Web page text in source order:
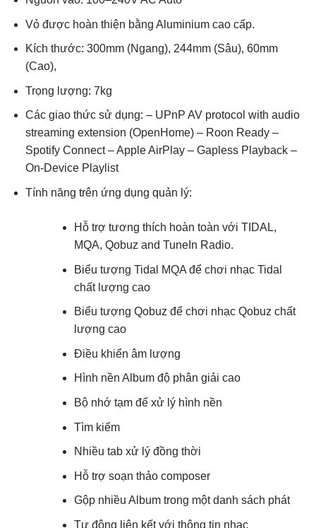
Vỏ được hoàn thiện bằng Aluminium cao cấp.
Kích thước: 300mm (Ngang), 244mm (Sâu), 60mm
(Cao),
Trọng lượng: 7kg
Các giao thức sử dụng: – UPnP AV protocol with audio
streaming extension (OpenHome) – Roon Ready –
Spotify Connect – Apple AirPlay – Gapless Playback –
On-Device Playlist
Tính năng trên ứng dụng quản lý:
Hỗ trợ tương thích hoàn toàn với TIDAL,
MQA, Qobuz and TuneIn Radio.
Biểu tượng Tidal MQA để chơi nhạc Tidal
chất lượng cao
Biểu tượng Qobuz để chơi nhạc Qobuz chất
lượng cao
Điều khiển âm lượng
Hình nền Album độ phân giải cao
Bộ nhớ tạm để xử lý hình nền
Tìm kiếm
Nhiều tab xử lý đồng thời
Hỗ trợ soạn thảo composer
Gộp nhiều Album trong một danh sách phát
Tự động liên kết với thông tin nhạc